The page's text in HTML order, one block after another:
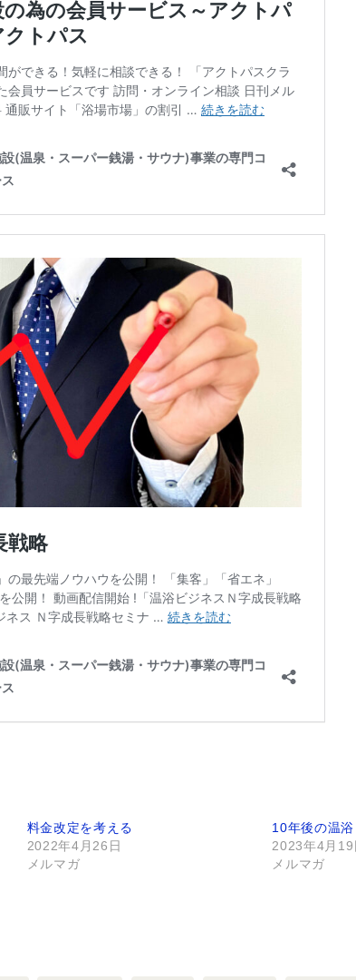
料金改定を考える
2022年4月26日
メルマガ
10年後の温
2023年4月19
メルマガ